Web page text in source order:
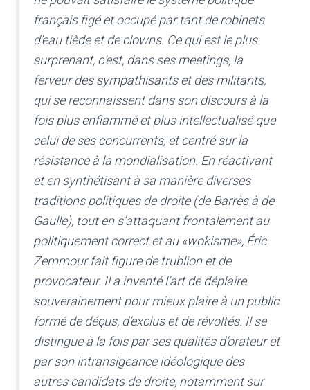
français figé et occupé par tant de robinets
d’eau tiède et de clowns. Ce qui est le plus
surprenant, c’est, dans ses meetings, la
ferveur des sympathisants et des militants,
qui se reconnaissent dans son discours à la
fois plus enflammé et plus intellectualisé que
celui de ses concurrents, et centré sur la
résistance à la mondialisation. En réactivant
et en synthétisant à sa manière diverses
traditions politiques de droite (de Barrès à de
Gaulle), tout en s’attaquant frontalement au
politiquement correct et au «wokisme», Éric
Zemmour fait figure de trublion et de
provocateur. Il a inventé l’art de déplaire
souverainement pour mieux plaire à un public
formé de déçus, d’exclus et de révoltés. Il se
distingue à la fois par ses qualités d’orateur et
par son intransigeance idéologique des
autres candidats de droite, notamment sur